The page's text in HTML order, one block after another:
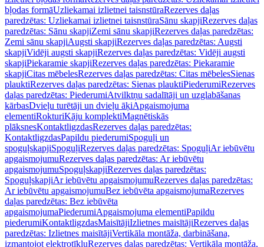
bļodas formāUzliekamai izlietnei taisnstūraRezerves daļas
paredzētas: Uzliekamai izlietnei taisnstūraSānu skapjiRezerves daļas
paredzētas: Sānu skapjiZemi sānu skapjiRezerves daļas paredzētas:
Zemi sānu skapjiAugsti skapjiRezerves daļas paredzētas: Augsti
skapjiVidēji augsti skapjiRezerves daļas paredzētas: Vidēji augsti
skapjiPiekaramie skapjiRezerves daļas paredzētas: Piekaramie
skapjiCitas mēbelesRezerves daļas paredzētas: Citas mēbelesSienas
plauktiRezerves daļas paredzētas: Sienas plauktiPiederumiRezerves
daļas paredzētas: PiederumiAtvilktņu sadalītāji un uzglabāšanas
kārbasDvieļu turētāji un dvieļu āķiApgaismojuma
elementiRokturiKāju komplektiMagnētiskās
plāksnesKontaktligzdasRezerves daļas paredzētas:
KontaktligzdasPapildu piederumiSpoguļi un
spoguļskapjiSpoguļiRezerves daļas paredzētas: SpoguļiAr iebūvētu
apgaismojumuRezerves daļas paredzētas: Ar iebūvētu
apgaismojumuSpoguļskapjiRezerves daļas paredzētas:
SpoguļskapjiAr iebūvētu apgaismojumuRezerves daļas paredzētas:
Ar iebūvētu apgaismojumuBez iebūvēta apgaismojumaRezerves
daļas paredzētas: Bez iebūvēta
apgaismojumaPiederumiApgaismojuma elementiPapildu
piederumiKontaktligzdasMaisītājiIzlietnes maisītājiRezerves daļas
paredzētas: Izlietnes maisītājiVertikāla montāža, darbināšana,
izmantojot elektrotīkluRezerves daļas paredzētas: Vertikāla montāža,